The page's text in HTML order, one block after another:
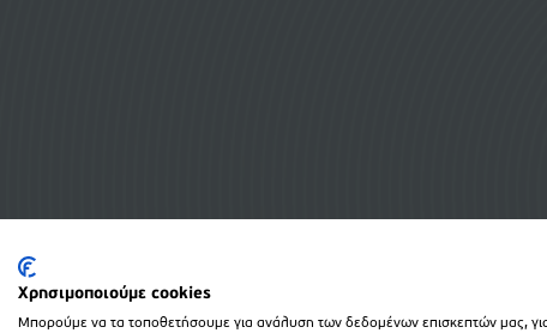
Χρησιμοποιούμε cookies
Μπορούμε να τα τοποθετήσουμε για ανάλυση των δεδομένων επισκεπτών μας,